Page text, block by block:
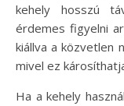
kehely hosszú
érdemes figyelni
kiállva a közvetlen
mivel ez
Ha a kehely